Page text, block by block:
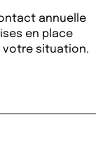
annuelle
en place
votre situation.